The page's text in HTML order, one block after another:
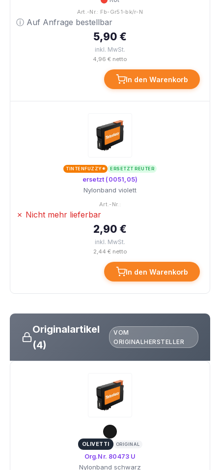
Originalartikel
(4)
VOM
ORIGINALHERSTELLER
OLIVETTI ORIGINAL
Org.Nr. 80473 U
Nylonband schwarz
Art.-Nr.: Fb-Gr51-bk/r-N
ⓘ Auf Anfrage bestellbar
5,90 €
inkl. MwSt.
4,96 € netto
In den Warenkorb
TINTENFUZZY® ERSETZT REUTER
ersetzt (0051,05)
Nylonband violett
Art.-Nr.:
✗ Nicht mehr lieferbar
2,90 €
inkl. MwSt.
2,44 € netto
In den Warenkorb